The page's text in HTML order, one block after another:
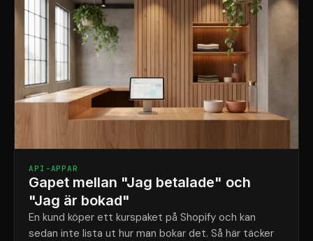
API-APPAR
Gapet mellan "Jag betalade" och
"Jag är bokad"
En kund köper ett kurspaket på Shopify och kan
sedan inte lista ut hur man bokar det. Så här täcker